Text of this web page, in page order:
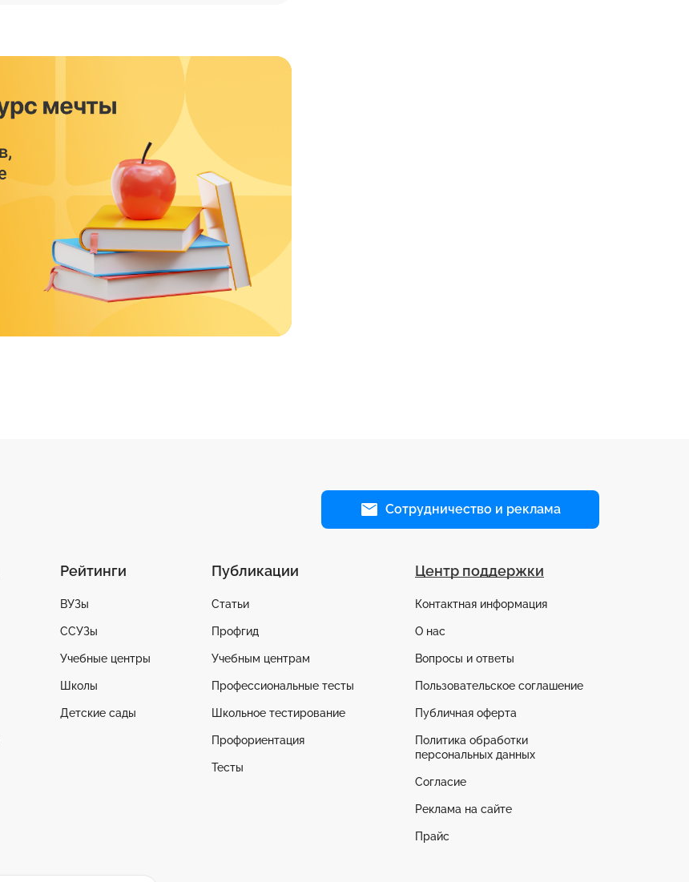
Сотрудничество и реклама
Рейтинги
ВУЗы
ССУЗы
Учебные центры
Школы
Детские сады
Публикации
Статьи
Профгид
Учебным центрам
Профессиональные тесты
Школьное тестирование
Профориентация
Тесты
Центр поддержки
Контактная информация
О нас
Вопросы и ответы
Пользовательское соглашение
Публичная оферта
Политика обработки
персональных данных
Согласие
Реклама на сайте
Прайс